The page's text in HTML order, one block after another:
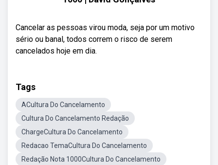
Cancelar as pessoas virou moda, seja por um motivo
sério ou banal, todos correm o risco de serem
cancelados hoje em dia.
Tags
ACultura Do Cancelamento
Cultura Do Cancelamento Redação
ChargeCultura Do Cancelamento
Redacao TemaCultura Do Cancelamento
Redação Nota 1000Cultura Do Cancelamento